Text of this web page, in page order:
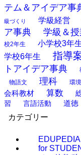
テム＆アイデア事
級づくり 学級経営
ア事典
学級＆
校2年生
小学校3年
学校6年生
指導
トアイデア事典
物語文 理科 環
会科教材
算数
習
言語活動 道徳
カテゴリー
EDUPEDIA
for